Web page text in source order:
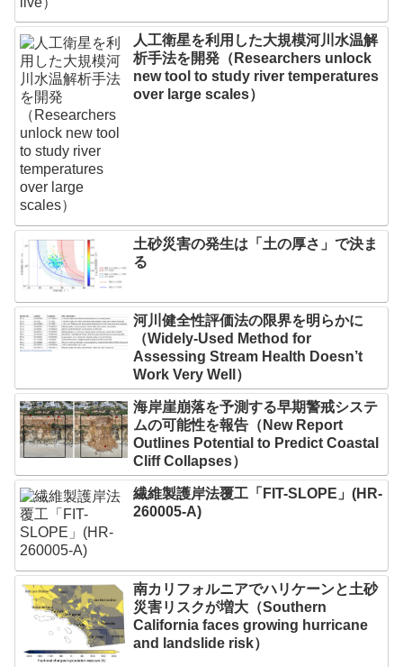
人工衛星を利用した大規模河川水温解
析手法を開発（Researchers unlock
new tool to study river temperatures
over large scales）
土砂災害の発生は「土の厚さ」で決ま
る
河川健全性評価法の限界を明らかに
（Widely-Used Method for
Assessing Stream Health Doesn’t
Work Very Well）
海岸崖崩落を予測する早期警戒システ
ムの可能性を報告（New Report
Outlines Potential to Predict Coastal
Cliff Collapses）
繊維製護岸法覆工「FIT-SLOPE」(HR-
260005-A)
南カリフォルニアでハリケーンと土砂
災害リスクが増大（Southern
California faces growing hurricane
and landslide risk）